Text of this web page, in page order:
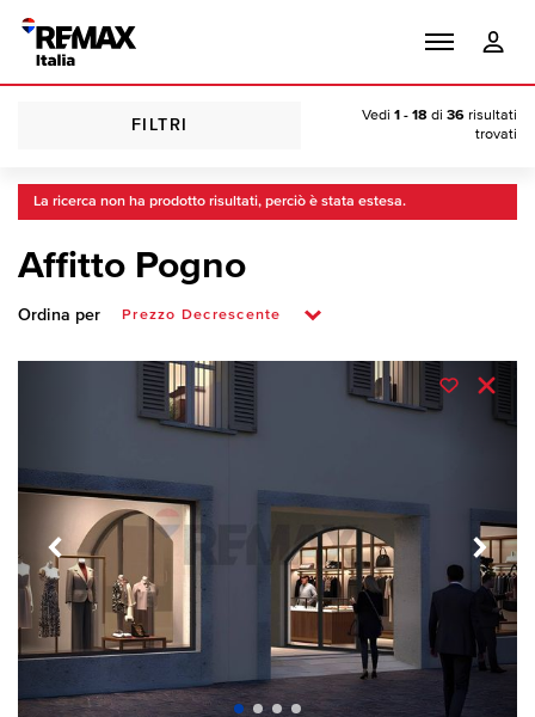
FILTRI
Vedi 1 - 18 di 36 risultati
trovati
La ricerca non ha prodotto risultati, perciò è stata estesa.
Affitto Pogno
Ordina per